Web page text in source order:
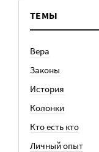
ТЕМЫ
Вера
Законы
История
Колонки
Кто есть кто
Личный опыт